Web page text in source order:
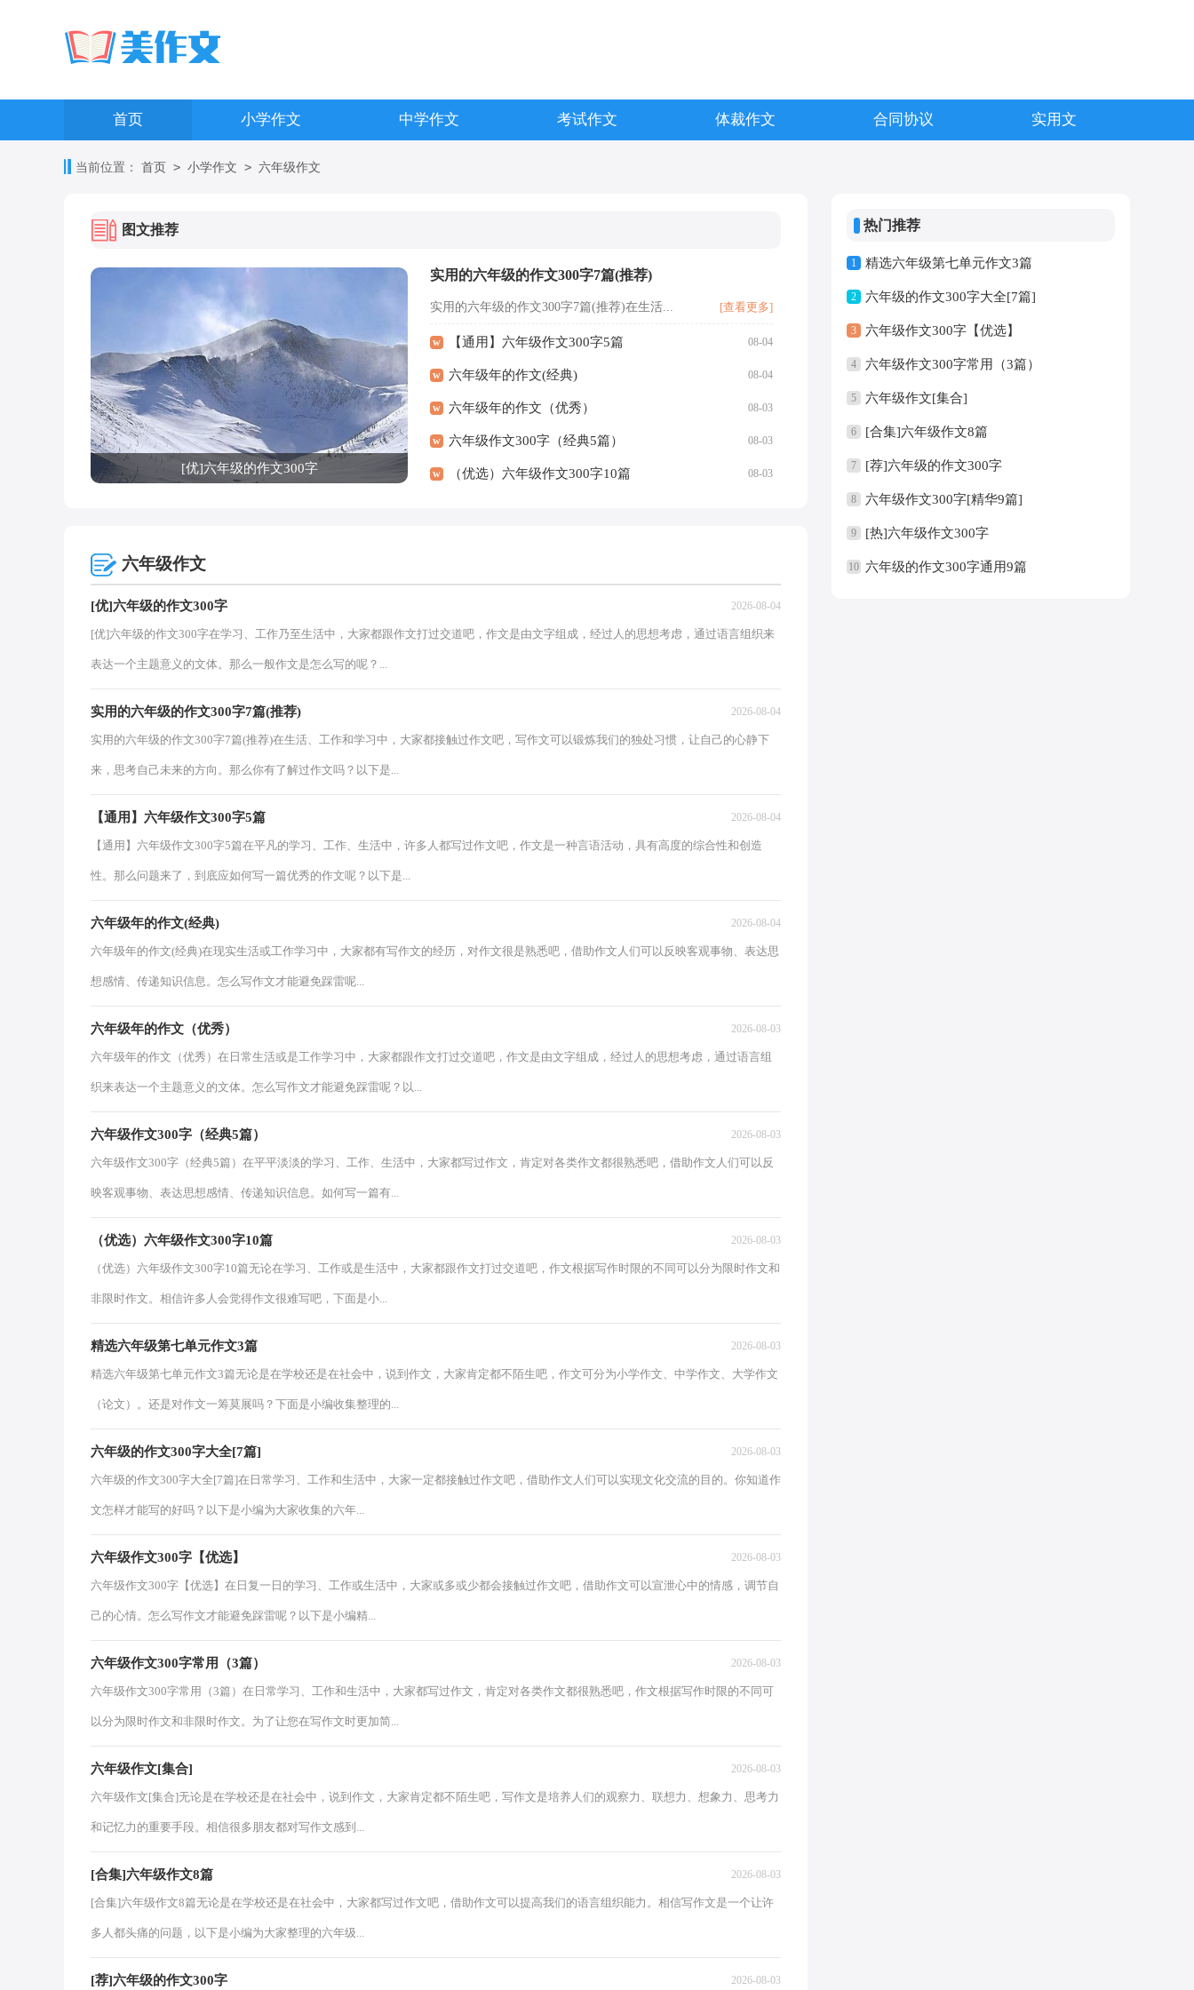
首页 小学作文 中学作文 考试作文 体裁作文 合同协议 实用文
当前位置： 首页 > 小学作文 > 六年级作文
图文推荐
[优]六年级的作文300字
实用的六年级的作文300字7篇(推荐)
实用的六年级的作文300字7篇(推荐)在生活... [查看更多]
w 【通用】六年级作文300字5篇 08-04
w 六年级年的作文(经典) 08-04
w 六年级年的作文（优秀） 08-03
w 六年级作文300字（经典5篇） 08-03
w （优选）六年级作文300字10篇 08-03
六年级作文
[优]六年级的作文300字 2026-08-04
[优]六年级的作文300字在学习、工作乃至生活中，大家都跟作文打过交道吧，作文是由文字组成，经过人的思想考虑，通过语言组织来
表达一个主题意义的文体。那么一般作文是怎么写的呢？...
实用的六年级的作文300字7篇(推荐) 2026-08-04
实用的六年级的作文300字7篇(推荐)在生活、工作和学习中，大家都接触过作文吧，写作文可以锻炼我们的独处习惯，让自己的心静下
来，思考自己未来的方向。那么你有了解过作文吗？以下是...
【通用】六年级作文300字5篇 2026-08-04
【通用】六年级作文300字5篇在平凡的学习、工作、生活中，许多人都写过作文吧，作文是一种言语活动，具有高度的综合性和创造
性。那么问题来了，到底应如何写一篇优秀的作文呢？以下是...
六年级年的作文(经典) 2026-08-04
六年级年的作文(经典)在现实生活或工作学习中，大家都有写作文的经历，对作文很是熟悉吧，借助作文人们可以反映客观事物、表达思
想感情、传递知识信息。怎么写作文才能避免踩雷呢...
六年级年的作文（优秀） 2026-08-03
六年级年的作文（优秀）在日常生活或是工作学习中，大家都跟作文打过交道吧，作文是由文字组成，经过人的思想考虑，通过语言组
织来表达一个主题意义的文体。怎么写作文才能避免踩雷呢？以...
六年级作文300字（经典5篇） 2026-08-03
六年级作文300字（经典5篇）在平平淡淡的学习、工作、生活中，大家都写过作文，肯定对各类作文都很熟悉吧，借助作文人们可以反
映客观事物、表达思想感情、传递知识信息。如何写一篇有...
（优选）六年级作文300字10篇 2026-08-03
（优选）六年级作文300字10篇无论在学习、工作或是生活中，大家都跟作文打过交道吧，作文根据写作时限的不同可以分为限时作文和
非限时作文。相信许多人会觉得作文很难写吧，下面是小...
精选六年级第七单元作文3篇 2026-08-03
精选六年级第七单元作文3篇无论是在学校还是在社会中，说到作文，大家肯定都不陌生吧，作文可分为小学作文、中学作文、大学作文
（论文）。还是对作文一筹莫展吗？下面是小编收集整理的...
六年级的作文300字大全[7篇] 2026-08-03
六年级的作文300字大全[7篇]在日常学习、工作和生活中，大家一定都接触过作文吧，借助作文人们可以实现文化交流的目的。你知道作
文怎样才能写的好吗？以下是小编为大家收集的六年...
六年级作文300字【优选】 2026-08-03
六年级作文300字【优选】在日复一日的学习、工作或生活中，大家或多或少都会接触过作文吧，借助作文可以宣泄心中的情感，调节自
己的心情。怎么写作文才能避免踩雷呢？以下是小编精...
六年级作文300字常用（3篇） 2026-08-03
六年级作文300字常用（3篇）在日常学习、工作和生活中，大家都写过作文，肯定对各类作文都很熟悉吧，作文根据写作时限的不同可
以分为限时作文和非限时作文。为了让您在写作文时更加简...
六年级作文[集合] 2026-08-03
六年级作文[集合]无论是在学校还是在社会中，说到作文，大家肯定都不陌生吧，写作文是培养人们的观察力、联想力、想象力、思考力
和记忆力的重要手段。相信很多朋友都对写作文感到...
[合集]六年级作文8篇 2026-08-03
[合集]六年级作文8篇无论是在学校还是在社会中，大家都写过作文吧，借助作文可以提高我们的语言组织能力。相信写作文是一个让许
多人都头痛的问题，以下是小编为大家整理的六年级...
[荐]六年级的作文300字 2026-08-03
热门推荐
1 精选六年级第七单元作文3篇
2 六年级的作文300字大全[7篇]
3 六年级作文300字【优选】
4 六年级作文300字常用（3篇）
5 六年级作文[集合]
6 [合集]六年级作文8篇
7 [荐]六年级的作文300字
8 六年级作文300字[精华9篇]
9 [热]六年级作文300字
10 六年级的作文300字通用9篇